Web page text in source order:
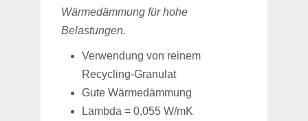
Wärmedämmung für hohe
Belastungen.
Verwendung von reinem
Recycling-Granulat
Gute Wärmedämmung
Lambda = 0,055 W/mK